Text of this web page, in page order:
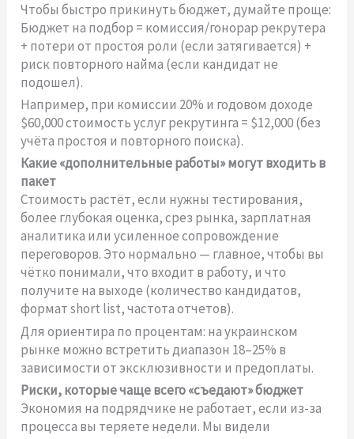
Чтобы быстро прикинуть бюджет, думайте проще:
Бюджет на подбор = комиссия/гонорар рекрутера
+ потери от простоя роли (если затягивается) +
риск повторного найма (если кандидат не
подошел).
Например, при комиссии 20% и годовом доходе
$60,000 стоимость услуг рекрутинга = $12,000 (без
учёта простоя и повторного поиска).
Какие «дополнительные работы» могут входить в
пакет
Стоимость растёт, если нужны тестирования,
более глубокая оценка, срез рынка, зарплатная
аналитика или усиленное сопровождение
переговоров. Это нормально — главное, чтобы вы
чётко понимали, что входит в работу, и что
получите на выходе (количество кандидатов,
формат short list, частота отчетов).
Для ориентира по процентам: на украинском
рынке можно встретить диапазон 18–25% в
зависимости от эксклюзивности и предоплаты.
Риски, которые чаще всего «съедают» бюджет
Экономия на подрядчике не работает, если из-за
процесса вы теряете недели. Мы видели